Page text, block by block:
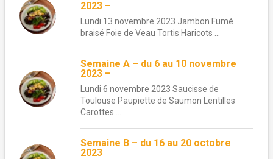
2023 –
Lundi 13 novembre 2023 Jambon Fumé
braisé Foie de Veau Tortis Haricots ...
Semaine A – du 6 au 10 novembre
2023 –
Lundi 6 novembre 2023 Saucisse de
Toulouse Paupiette de Saumon Lentilles
Carottes ...
Semaine B – du 16 au 20 octobre
2023